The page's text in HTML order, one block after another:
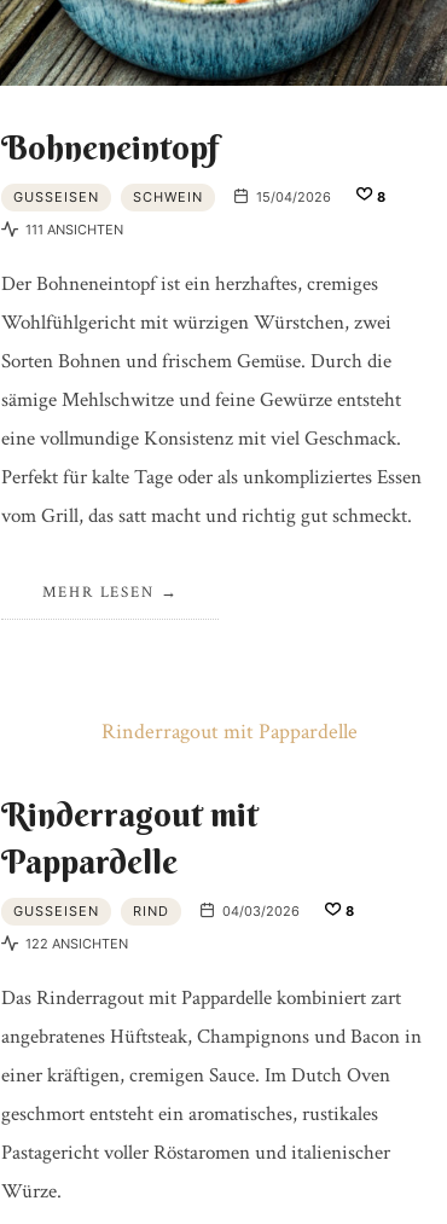
PRODUKTTESTS
BBQ
LEXIKON
Bohneneintopf
GUSSEISEN SCHWEIN 15/04/2026
8
111 ANSICHTEN
Der Bohneneintopf ist ein herzhaftes, cremiges
Wohlfühlgericht mit würzigen Würstchen, zwei
Sorten Bohnen und frischem Gemüse. Durch die
sämige Mehlschwitze und feine Gewürze entsteht
eine vollmundige Konsistenz mit viel Geschmack.
Perfekt für kalte Tage oder als unkompliziertes Essen
vom Grill, das satt macht und richtig gut schmeckt.
MEHR LESEN
Rinderragout mit
Pappardelle
GUSSEISEN RIND 04/03/2026
8
122 ANSICHTEN
Das Rinderragout mit Pappardelle kombiniert zart
angebratenes Hüftsteak, Champignons und Bacon in
einer kräftigen, cremigen Sauce. Im Dutch Oven
geschmort entsteht ein aromatisches, rustikales
Pastagericht voller Röstaromen und italienischer
Würze.